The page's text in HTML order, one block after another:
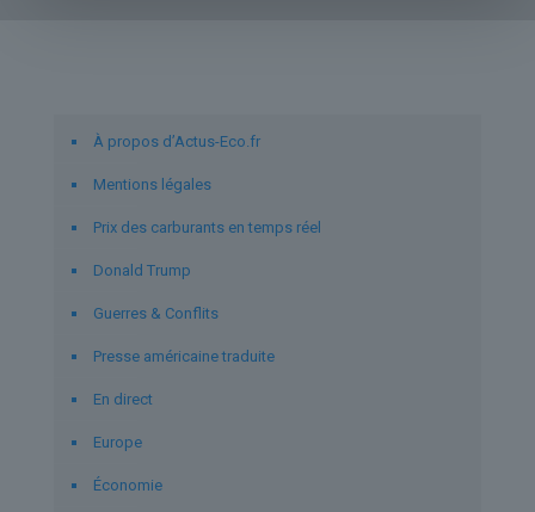
À propos d’Actus-Eco.fr
Mentions légales
Prix des carburants en temps réel
Donald Trump
Guerres & Conflits
Presse américaine traduite
En direct
Europe
Économie